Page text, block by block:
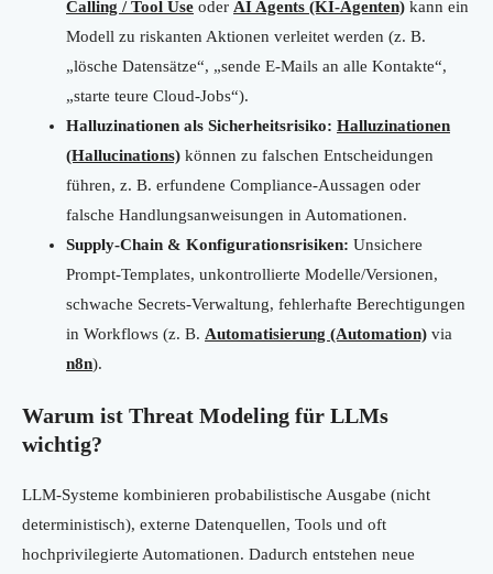
Calling / Tool Use oder AI Agents (KI-Agenten) kann ein
Modell zu riskanten Aktionen verleitet werden (z. B.
„lösche Datensätze“, „sende E-Mails an alle Kontakte“,
„starte teure Cloud-Jobs“).
Halluzinationen als Sicherheitsrisiko: Halluzinationen
(Hallucinations) können zu falschen Entscheidungen
führen, z. B. erfundene Compliance-Aussagen oder
falsche Handlungsanweisungen in Automationen.
Supply-Chain & Konfigurationsrisiken: Unsichere
Prompt-Templates, unkontrollierte Modelle/Versionen,
schwache Secrets-Verwaltung, fehlerhafte Berechtigungen
in Workflows (z. B. Automatisierung (Automation) via
n8n).
Warum ist Threat Modeling für LLMs
wichtig?
LLM-Systeme kombinieren probabilistische Ausgabe (nicht
deterministisch), externe Datenquellen, Tools und oft
hochprivilegierte Automationen. Dadurch entstehen neue